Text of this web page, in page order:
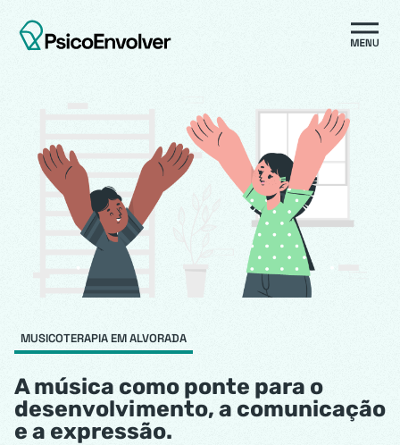
MUSICOTERAPIA EM ALVORADA
A música como ponte para o
desenvolvimento, a comunicação
e a expressão.